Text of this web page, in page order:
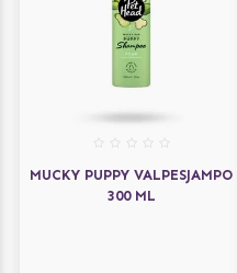
MUCKY PUPPY VALPESJAMPO
300 ML